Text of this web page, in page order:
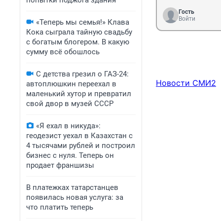
«Теперь мы семья!» Клава
Кока сыграла тайную свадьбу
с богатым блогером. В какую
сумму всё обошлось
С детства грезил о ГАЗ-24:
автоплюшкин переехал в
маленький хутор и превратил
свой двор в музей СССР
«Я ехал в никуда»:
геодезист уехал в Казахстан с
4 тысячами рублей и построил
бизнес с нуля. Теперь он
продает франшизы
В платежках татарстанцев
появилась новая услуга: за
что платить теперь
Гость
Войти
Новости СМИ2